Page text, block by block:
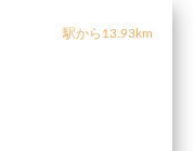
駅から13.93km